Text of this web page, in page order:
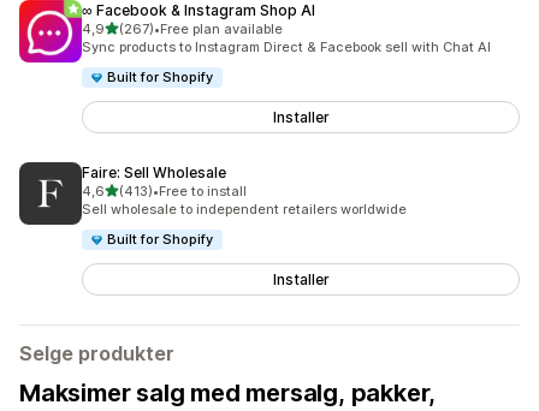
∞ Facebook & Instagram Shop AI
4,9av 5 stjerner
(267)
Totalt 267 omtaler
•Free plan available
Sync products to Instagram Direct & Facebook sell with Chat AI
Built for Shopify
Installer
Faire: Sell Wholesale
4,6av 5 stjerner
(413)
Totalt 413 omtaler
•Free to install
Sell wholesale to independent retailers worldwide
Built for Shopify
Installer
Selge produkter
Maksimer salg med mersalg, pakker,